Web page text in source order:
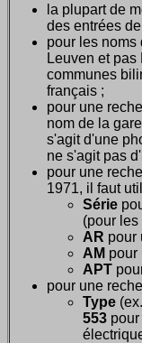
la plupart de
des entrées
pour les noms
Leuven et
communes
français ;
pour une
nom de la
s'agit d'une
ne s'agit pas
pour une
1971, il faut
Série
(pour les
AR pour
AM pour
APT
pour une
Type
553